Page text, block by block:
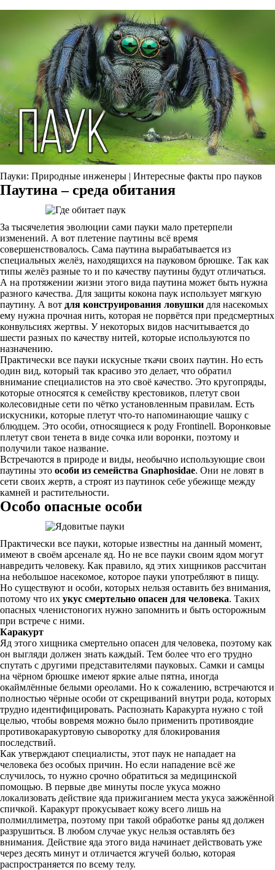
Пауки: Природные инженеры | Интересные факты про пауков
Паутина – среда обитания
За тысячелетия эволюции сами пауки мало претерпели
изменений. А вот плетение паутины всё время
совершенствовалось. Сама паутина вырабатывается из
специальных желёз, находящихся на пауковом брюшке. Так как
типы желёз разные то и по качеству паутины будут отличаться.
А на протяжении жизни этого вида паутина может быть нужна
разного качества. Для защиты кокона паук использует мягкую
паутину. А вот для конструирования ловушки для насекомых
ему нужна прочная нить, которая не порвётся при предсмертных
конвульсиях жертвы. У некоторых видов насчитывается до
шести разных по качеству нитей, которые используются по
назначению.
Практически все пауки искусные ткачи своих паутин. Но есть
один вид, который так красиво это делает, что обратил
внимание специалистов на это своё качество. Это кругопряды,
которые относятся к семейству крестовиков, плетут свои
колесовидные сети по чётко установленным правилам. Есть
искусники, которые плетут что-то напоминающие чашку с
блюдцем. Это особи, относящиеся к роду Frontinell. Воронковые
плетут свои тенета в виде сочка или воронки, поэтому и
получили такое название.
Встречаются в природе и виды, необычно использующие свои
паутины это особи из семейства Gnaphosidae. Они не ловят в
сети своих жертв, а строят из паутинок себе убежище между
камней и растительности.
Особо опасные особи
Практически все пауки, которые известны на данный момент,
имеют в своём арсенале яд. Но не все пауки своим ядом могут
навредить человеку. Как правило, яд этих хищников рассчитан
на небольшое насекомое, которое пауки употребляют в пищу.
Но существуют и особи, которых нельзя оставить без внимания,
потому что их укус смертельно опасен для человека. Таких
опасных членистоногих нужно запомнить и быть осторожным
при встрече с ними.
Каракурт
Яд этого хищника смертельно опасен для человека, поэтому как
он выгляди должен знать каждый. Тем более что его трудно
спутать с другими представителями пауковых. Самки и самцы
на чёрном брюшке имеют яркие алые пятна, иногда
окаймлённые белыми ореолами. Но к сожалению, встречаются и
полностью чёрные особи от скрещиваний внутри рода, которых
трудно идентифицировать. Распознать Каракурта нужно с той
целью, чтобы вовремя можно было применить противоядие
противокаракуртовую сыворотку для блокирования
последствий.
Как утверждают специалисты, этот паук не нападает на
человека без особых причин. Но если нападение всё же
случилось, то нужно срочно обратиться за медицинской
помощью. В первые две минуты после укуса можно
локализовать действие яда прижиганием места укуса зажжённой
спичкой. Каракурт прокусывает кожу всего лишь на
полмиллиметра, поэтому при такой обработке раны яд должен
разрушиться. В любом случае укус нельзя оставлять без
внимания. Действие яда этого вида начинает действовать уже
через десять минут и отличается жгучей болью, которая
распространяется по всему телу.